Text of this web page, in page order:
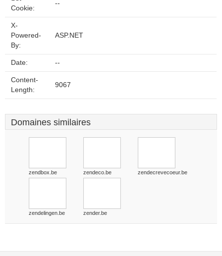
Cookie:
--
X-
Powered-
By:
ASP.NET
Date: --
Content-
Length:
9067
Domaines similaires
zendbox.be zendeco.be zendecrevecoeur.be
zendelingen.be zender.be